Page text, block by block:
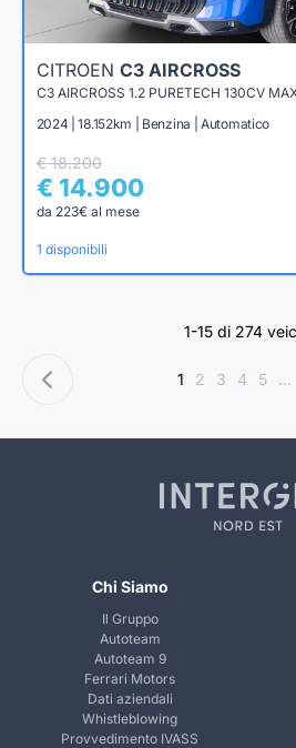
CITROEN C3 AIRCROSS
C3 AIRCROSS 1.2 PURETECH 130CV
2024 | 18.152km | Benzina | Automatico
€ 18.200
€ 14.900
da 223€ al mese
1 disponibili
1-15 di 274
1 2 3 4 5 ...
Chi Siamo
Il Gruppo
Autoteam
Autoteam 9
Ferrari Motors
Dati aziendali
Whistleblowing
Provvedimento IVASS